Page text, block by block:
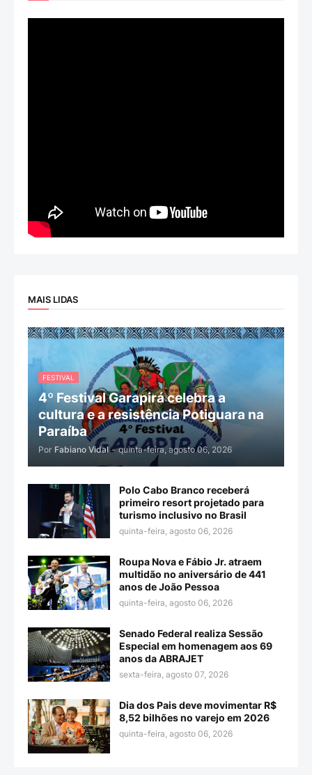
MAIS LIDAS
FESTIVAL
4º Festival Garapirá celebra a
cultura e a resistência Potiguara na
Paraíba
Por Fabiano Vidal - quinta-feira, agosto 06, 2026
Polo Cabo Branco receberá
primeiro resort projetado para
turismo inclusivo no Brasil
quinta-feira, agosto 06, 2026
Roupa Nova e Fábio Jr. atraem
multidão no aniversário de 441
anos de João Pessoa
quinta-feira, agosto 06, 2026
Senado Federal realiza Sessão
Especial em homenagem aos 69
anos da ABRAJET
sexta-feira, agosto 07, 2026
Dia dos Pais deve movimentar R$
8,52 bilhões no varejo em 2026
quinta-feira, agosto 06, 2026